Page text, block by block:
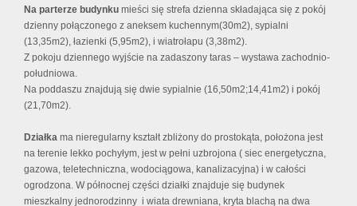
Na parterze budynku mieści się strefa dzienna składająca się z pokój
dzienny połączonego z aneksem kuchennym(30m2), sypialni
(13,35m2), łazienki (5,95m2), i wiatrołapu (3,38m2).
Z pokoju dziennego wyjście na zadaszony taras – wystawa zachodnio-
południowa.
Na poddaszu znajdują się dwie sypialnie (16,50m2;14,41m2) i pokój
(21,70m2).
Działka ma nieregularny kształt zbliżony do prostokąta, położona jest
na terenie lekko pochyłym, jest w pełni uzbrojona ( siec energetyczna,
gazowa, teletechniczna, wodociągowa, kanalizacyjna) i w całości
ogrodzona. W północnej części działki znajduje się budynek
mieszkalny jednorodzinny i wiata drewniana, kryta blachą na dwa